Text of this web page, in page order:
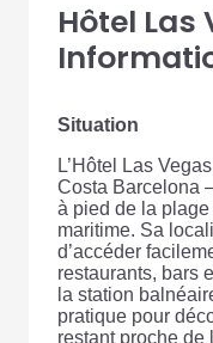
Hôtel Las
Situation
L’Hôtel Las
Costa Barcelona
à pied de la
maritime. Sa
d’accéder
restaurants, bars
la station
pratique pour
restant proche de